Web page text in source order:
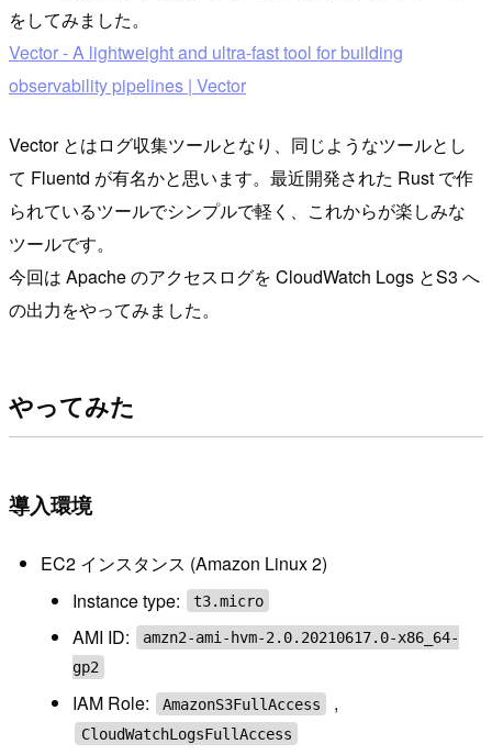
をしてみました。
Vector - A lightweight and ultra-fast tool for building
observability pipelines | Vector
Vector とはログ収集ツールとなり、同じようなツールとし
て Fluentd が有名かと思います。最近開発された Rust で作
られているツールでシンプルで軽く、これからが楽しみな
ツールです。
今回は Apache のアクセスログを CloudWatch Logs とS3 へ
の出力をやってみました。
やってみた
導入環境
EC2 インスタンス (Amazon Linux 2)
Instance type:
t3.micro
AMI ID:
amzn2-ami-hvm-2.0.20210617.0-x86_64-
gp2
IAM Role: AmazonS3FullAccess ,
CloudWatchLogsFullAccess